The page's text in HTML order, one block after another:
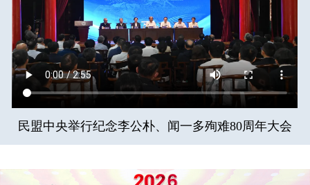
民盟中央举行纪念李公朴、闻一多殉难80周年大会